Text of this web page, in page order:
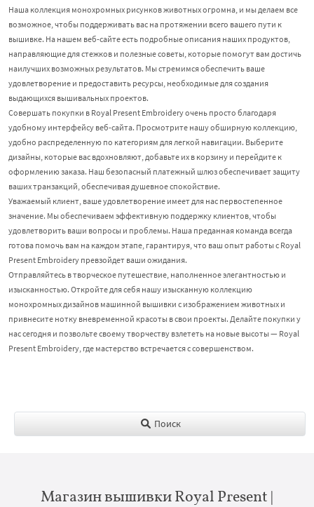
Наша коллекция монохромных рисунков животных огромна, и мы делаем все
возможное, чтобы поддерживать вас на протяжении всего вашего пути к
вышивке. На нашем веб-сайте есть подробные описания наших продуктов,
направляющие для стежков и полезные советы, которые помогут вам достичь
наилучших возможных результатов. Мы стремимся обеспечить ваше
удовлетворение и предоставить ресурсы, необходимые для создания
выдающихся вышивальных проектов.
Совершать покупки в Royal Present Embroidery очень просто благодаря
удобному интерфейсу веб-сайта. Просмотрите нашу обширную коллекцию,
удобно распределенную по категориям для легкой навигации. Выберите
дизайны, которые вас вдохновляют, добавьте их в корзину и перейдите к
оформлению заказа. Наш безопасный платежный шлюз обеспечивает защиту
ваших транзакций, обеспечивая душевное спокойствие.
Уважаемый клиент, ваше удовлетворение имеет для нас первостепенное
значение. Мы обеспечиваем эффективную поддержку клиентов, чтобы
удовлетворить ваши вопросы и проблемы. Наша преданная команда всегда
готова помочь вам на каждом этапе, гарантируя, что ваш опыт работы с Royal
Present Embroidery превзойдет ваши ожидания.
Отправляйтесь в творческое путешествие, наполненное элегантностью и
изысканностью. Откройте для себя нашу изысканную коллекцию
монохромных дизайнов машинной вышивки с изображением животных и
привнесите нотку вневременной красоты в свои проекты. Делайте покупки у
нас сегодня и позвольте своему творчеству взлететь на новые высоты — Royal
Present Embroidery, где мастерство встречается с совершенством.
Поиск
Магазин вышивки Royal Present |